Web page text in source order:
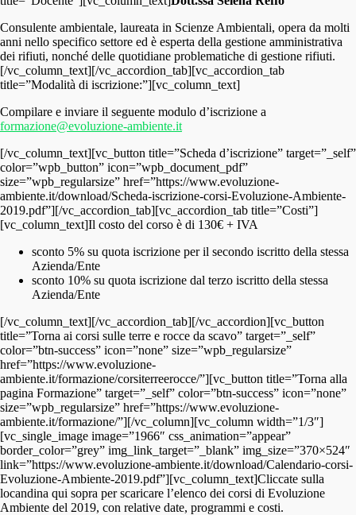
Consulente ambientale, laureata in Scienze Ambientali, opera da molti
anni nello specifico settore ed è esperta della gestione amministrativa
dei rifiuti, nonché delle quotidiane problematiche di gestione rifiuti.
[/vc_column_text][/vc_accordion_tab][vc_accordion_tab
title=”Modalità di iscrizione:”][vc_column_text]
Compilare e inviare il seguente modulo d’iscrizione a
formazione@evoluzione-ambiente.it
[/vc_column_text][vc_button title=”Scheda d’iscrizione” target=”_self”
color=”wpb_button” icon=”wpb_document_pdf”
size=”wpb_regularsize” href=”https://www.evoluzione-
ambiente.it/download/Scheda-iscrizione-corsi-Evoluzione-Ambiente-
2019.pdf”][/vc_accordion_tab][vc_accordion_tab title=”Costi”]
[vc_column_text]Il costo del corso è di 130€ + IVA
sconto 5% su quota iscrizione per il secondo iscritto della stessa
Azienda/Ente
sconto 10% su quota iscrizione dal terzo iscritto della stessa
Azienda/Ente
[/vc_column_text][/vc_accordion_tab][/vc_accordion][vc_button
title=”Torna ai corsi sulle terre e rocce da scavo” target=”_self”
color=”btn-success” icon=”none” size=”wpb_regularsize”
href=”https://www.evoluzione-
ambiente.it/formazione/corsiterreerocce/”][vc_button title=”Torna alla
pagina Formazione” target=”_self” color=”btn-success” icon=”none”
size=”wpb_regularsize” href=”https://www.evoluzione-
ambiente.it/formazione/”][/vc_column][vc_column width=”1/3″]
[vc_single_image image=”1966″ css_animation=”appear”
border_color=”grey” img_link_target=”_blank” img_size=”370×524″
link=”https://www.evoluzione-ambiente.it/download/Calendario-corsi-
Evoluzione-Ambiente-2019.pdf”][vc_column_text]Cliccate sulla
locandina qui sopra per scaricare l’elenco dei corsi di Evoluzione
Ambiente del 2019, con relative date, programmi e costi.